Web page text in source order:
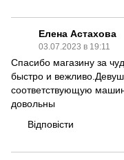
Елена Астахова
03.07.2023 в 19:11
Спасибо магазину за
быстро и
соответствующую
довольны
Відповісти